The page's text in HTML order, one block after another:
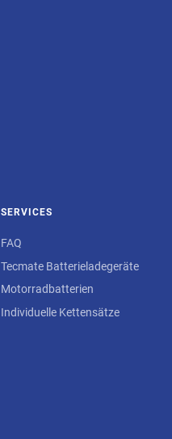
SERVICES
FAQ
Tecmate Batterieladegeräte
Motorradbatterien
Individuelle Kettensätze